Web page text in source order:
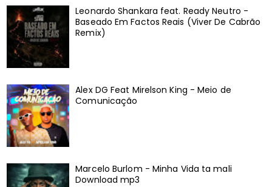
Leonardo Shankara feat. Ready Neutro -
Baseado Em Factos Reais (Viver De Cabrão
Remix)
Alex DG Feat Mirelson King - Meio de
Comunicação
Marcelo Burlom - Minha Vida ta mali
Download mp3